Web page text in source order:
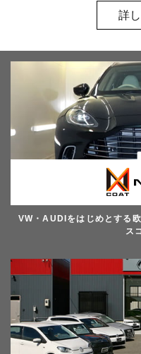
詳
VW・AUDIをはじめとする
ス